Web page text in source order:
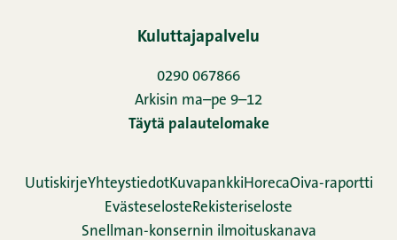
Kuluttajapalvelu
0290 067866
Arkisin ma–pe 9–12
Täytä palautelomake
UutiskirjeYhteystiedotKuvapankki HorecaOiva-raportti
Evästeseloste Rekisteriseloste
Snellman-konsernin ilmoituskanava